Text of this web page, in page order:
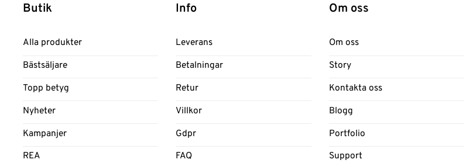
Butik
Alla produkter
Bästsäljare
Topp betyg
Nyheter
Kampanjer
REA
Info
Leverans
Betalningar
Retur
Villkor
Gdpr
FAQ
Om oss
Om oss
Story
Kontakta oss
Blogg
Portfolio
Support